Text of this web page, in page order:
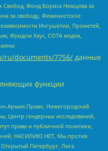
Свобод, Фонд Бориса Немцова за
за свободу, Феминистское
Ингушетии, Прометей,
Фридом Хаус, СОТА медиа,
ru/documents/7756/ данные
функции
Нижегородский
Центр гендерных исследований,
права и публичной политики,
НАСИЛИЮ.НЕТ, Мы против
Петербург, Лига